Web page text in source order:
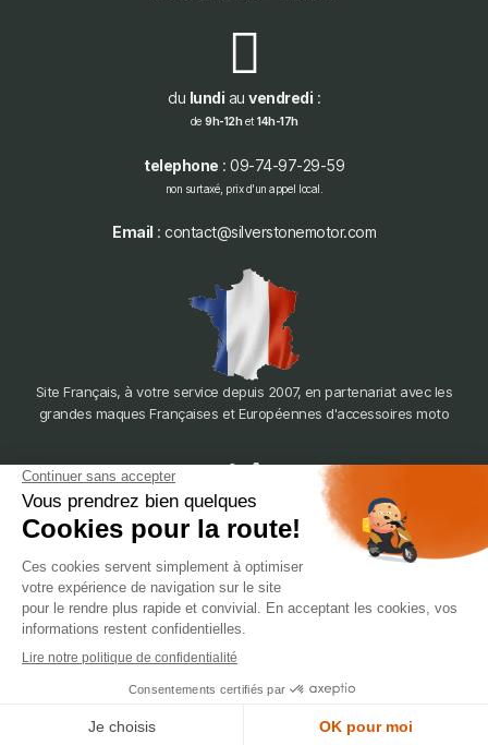
du lundi au vendredi :
de 9h-12het 14h-17h
telephone : 09-74-97-29-59
non surtaxé, prix d'un appel local.
Email : contact@silverstonemotor.com
Site Français, à votre service depuis 2007, en partenariat avec les
grandes maques Françaises et Européennes d'accessoires moto
388 Av. Charles de Gaulle, 69200 Vénissieux
© 2007-2025 Silverstone Motor